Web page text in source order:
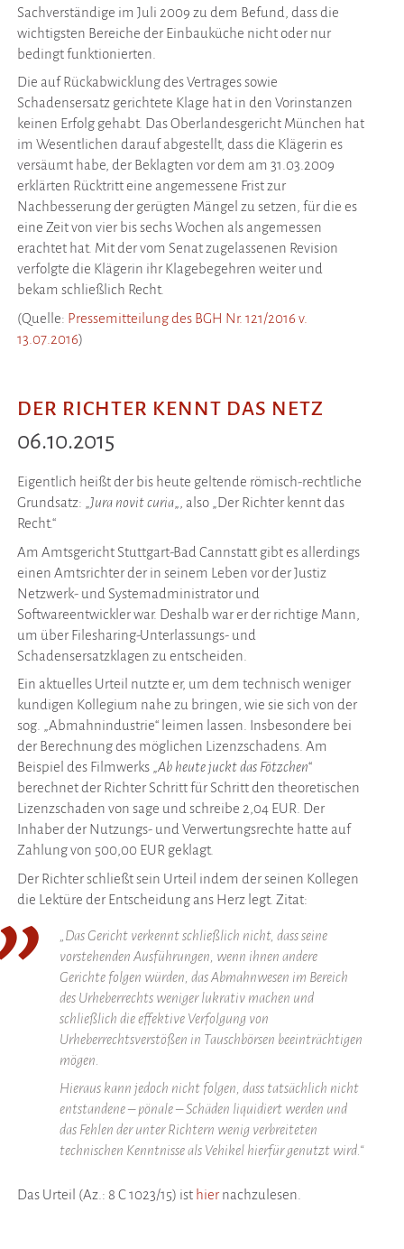
Sachverständige im Juli 2009 zu dem Befund, dass die
wichtigsten Bereiche der Einbauküche nicht oder nur
bedingt funktionierten.
Die auf Rückabwicklung des Vertrages sowie
Schadensersatz gerichtete Klage hat in den Vorinstanzen
keinen Erfolg gehabt. Das Oberlandesgericht München hat
im Wesentlichen darauf abgestellt, dass die Klägerin es
versäumt habe, der Beklagten vor dem am 31.03.2009
erklärten Rücktritt eine angemessene Frist zur
Nachbesserung der gerügten Mängel zu setzen, für die es
eine Zeit von vier bis sechs Wochen als angemessen
erachtet hat. Mit der vom Senat zugelassenen Revision
verfolgte die Klägerin ihr Klagebegehren weiter und
bekam schließlich Recht.
(Quelle: Pressemitteilung des BGH Nr. 121/2016 v.
13.07.2016)
DER RICHTER KENNT DAS NETZ
06.10.2015
Eigentlich heißt der bis heute geltende römisch-rechtliche
Grundsatz: „ Jura novit curia„, also „Der Richter kennt das
Recht.“
Am Amtsgericht Stuttgart-Bad Cannstatt gibt es allerdings
einen Amtsrichter der in seinem Leben vor der Justiz
Netzwerk- und Systemadministrator und
Softwareentwickler war. Deshalb war er der richtige Mann,
um über Filesharing-Unterlassungs- und
Schadensersatzklagen zu entscheiden.
Ein aktuelles Urteil nutzte er, um dem technisch weniger
kundigen Kollegium nahe zu bringen, wie sie sich von der
sog. „Abmahnindustrie“ leimen lassen. Insbesondere bei
der Berechnung des möglichen Lizenzschadens. Am
Beispiel des Filmwerks „ Ab heute juckt das Fötzchen“
berechnet der Richter Schritt für Schritt den theoretischen
Lizenzschaden von sage und schreibe 2,04 EUR. Der
Inhaber der Nutzungs- und Verwertungsrechte hatte auf
Zahlung von 500,00 EUR geklagt.
Der Richter schließt sein Urteil indem der seinen Kollegen
die Lektüre der Entscheidung ans Herz legt. Zitat:
„Das Gericht verkennt schließlich nicht, dass seine
vorstehenden Ausführungen, wenn ihnen andere
Gerichte folgen würden, das Abmahnwesen im Bereich
des Urheberrechts weniger lukrativ machen und
schließlich die effektive Verfolgung von
Urheberrechtsverstößen in Tauschbörsen beeinträchtigen
mögen.
Hieraus kann jedoch nicht folgen, dass tatsächlich nicht
entstandene – pönale – Schäden liquidiert werden und
das Fehlen der unter Richtern wenig verbreiteten
technischen Kenntnisse als Vehikel hierfür genutzt wird.“
Das Urteil (Az.: 8 C 1023/15) ist hiernachzulesen.